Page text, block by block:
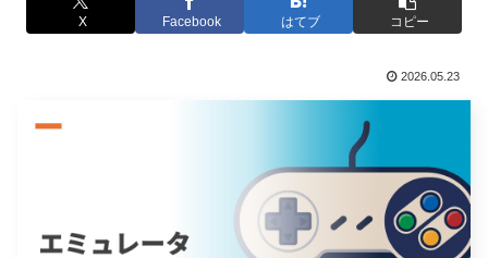
X Facebook はてブ コピー
2026.05.23